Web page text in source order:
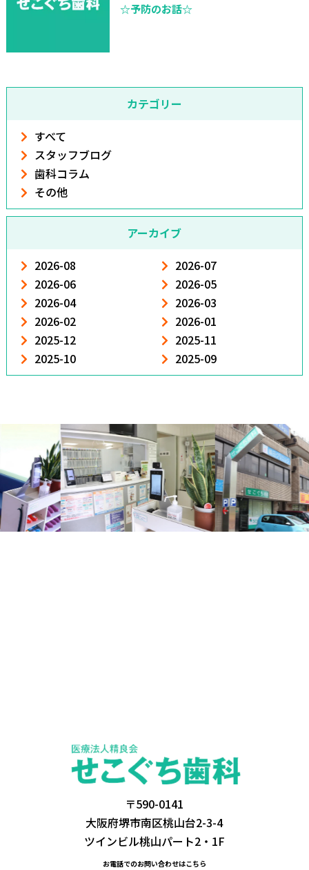
☆予防のお話☆
カテゴリー
すべて
スタッフブログ
歯科コラム
その他
アーカイブ
2026-08
2026-07
2026-06
2026-05
2026-04
2026-03
2026-02
2026-01
2025-12
2025-11
2025-10
2025-09
〒590-0141
大阪府堺市南区桃山台2-3-4
ツインビル桃山パート2・1F
お電話でのお問い合わせはこちら